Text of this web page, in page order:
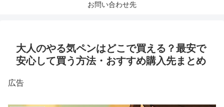
お問い合わせ先
大人のやる気ペンはどこで買える？最安で
安心して買う方法・おすすめ購入先まとめ
広告